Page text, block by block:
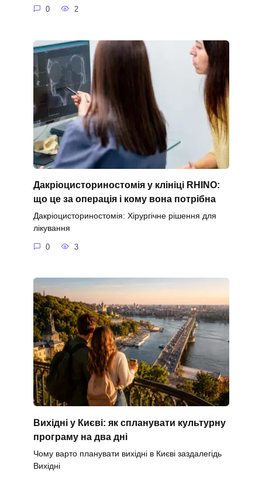
0 2
Дакріоцисториностомія у клініці RHINO:
що це за операція і кому вона потрібна
Дакріоцисториностомія: Хірургічне рішення для
лікування
0 3
Вихідні у Києві: як спланувати культурну
програму на два дні
Чому варто планувати вихідні в Києві заздалегідь
Вихідні